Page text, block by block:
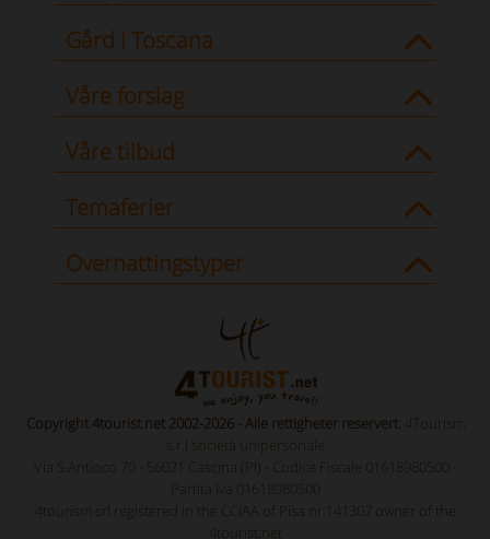
Gård i Toscana
Våre forslag
Våre tilbud
Temaferier
Overnattingstyper
Copyright 4tourist.net 2002-2026 - Alle rettigheter reservert.
4Tourism
s.r.l società unipersonale
Via S.Antioco 70 - 56021 Cascina (PI) - Codice Fiscale 01618980500 -
Partita Iva 01618980500
4tourism srl registered in the CCIAA of Pisa nr.141307 owner of the
4tourist.net